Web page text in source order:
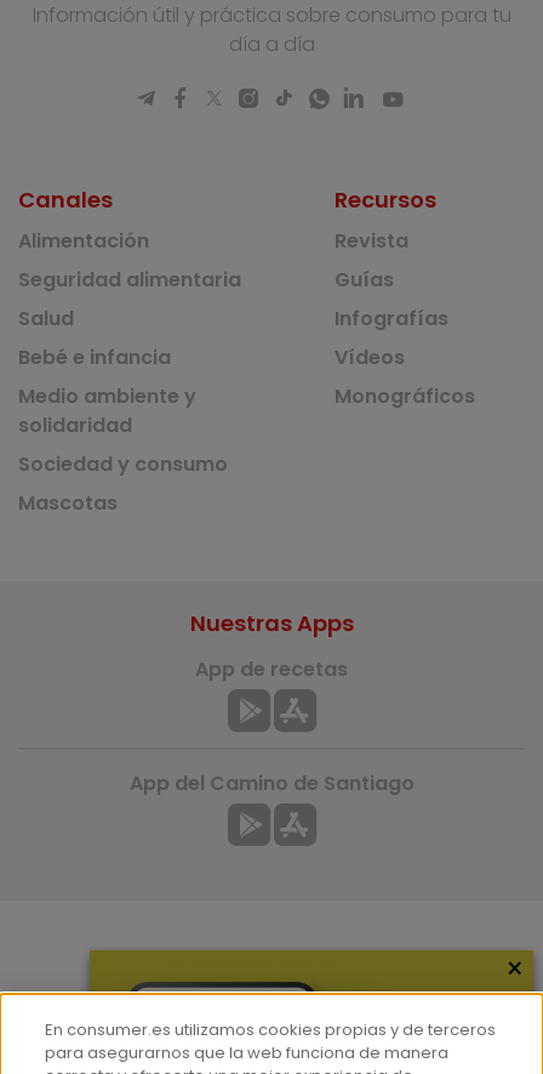
Información útil y práctica sobre consumo para tu
día a día
Canales
Alimentación
Seguridad alimentaria
Salud
Bebé e infancia
Medio ambiente y
solidaridad
Sociedad y consumo
Mascotas
Recursos
Revista
Guías
Infografías
Vídeos
Monográficos
Hemeroteca
Nuestras Apps
App de recetas
App del Camino de Santiago
×
En consumer.es utilizamos cookies propias y de terceros
para asegurarnos que la web funciona de manera